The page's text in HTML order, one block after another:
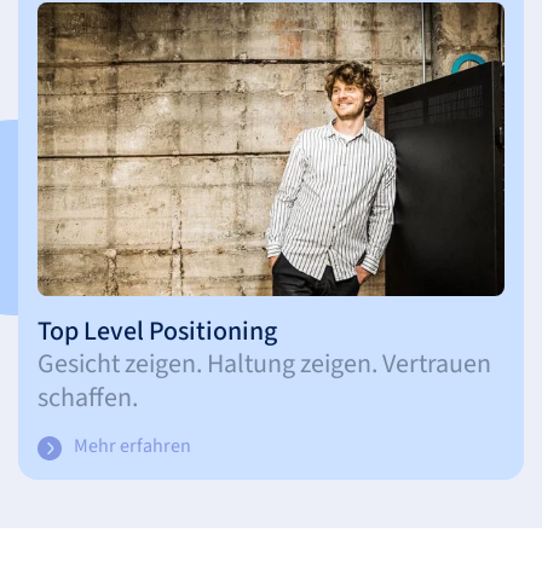
Top Level Positioning
Gesicht zeigen. Haltung zeigen. Vertrauen
schaffen.
Mehr erfahren